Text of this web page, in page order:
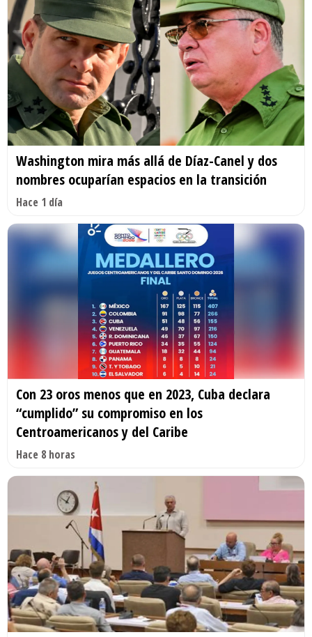
Washington mira más allá de Díaz-Canel y dos
nombres ocuparían espacios en la transición
Hace 1 día
Con 23 oros menos que en 2023, Cuba declara
“cumplido” su compromiso en los
Centroamericanos y del Caribe
Hace 8 horas